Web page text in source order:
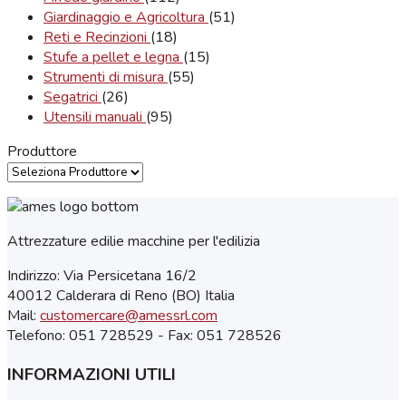
Giardinaggio e Agricoltura (51)
Reti e Recinzioni (18)
Stufe a pellet e legna (15)
Strumenti di misura (55)
Segatrici (26)
Utensili manuali (95)
Produttore
Attrezzature edilie macchine per l'edilizia
Indirizzo: Via Persicetana 16/2
40012 Calderara di Reno (BO) Italia
Mail: customercare@amessrl.com
Telefono: 051 728529 - Fax: 051 728526
INFORMAZIONI UTILI